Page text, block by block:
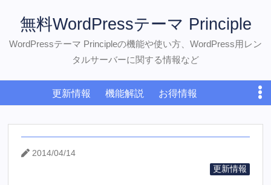
無料WordPressテーマ Principle
WordPressテーマ Principleの機能や使い方、WordPress用レン
タルサーバーに関する情報など
更新情報 機能解説 お得情報
2014/04/14
更新情報